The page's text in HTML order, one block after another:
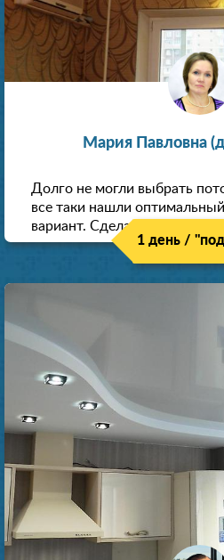
Мария Павловна
Долго не могли выбрать
все таки нашли
вариант. Сделали скидку
1 день /